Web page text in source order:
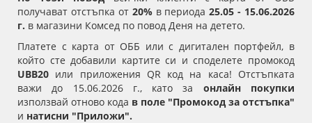
получават отстъпка от 20% в периода25.05 - 15.06.2026
г. в магазини Комсед по повод Деня на детето.
Платете с карта от ОББ или с дигитален портфейл, в
който сте добавили картите си и споделете промокод
UBB20 или приложения QR код на каса! Отстъпката
важи до 15.06.2026 г., като за онлайн покупки
използвай отново кода в поле "Промокод за отстъпка"
и натисни "Приложи".